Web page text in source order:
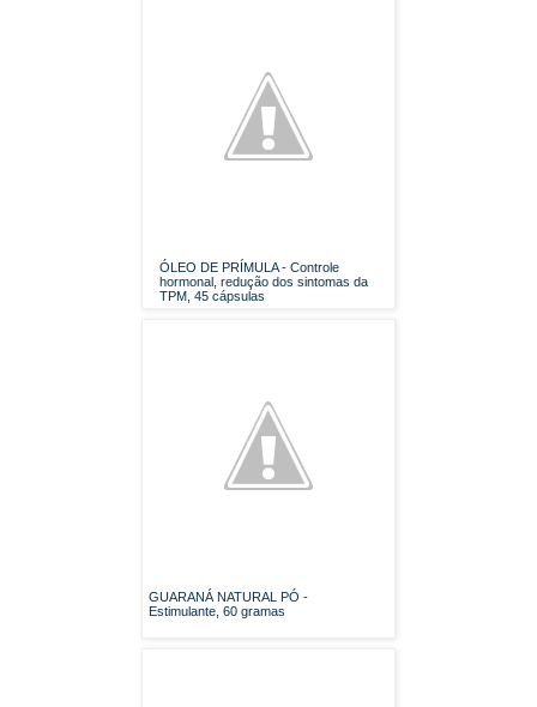
ÓLEO DE PRÍMULA - Controle
hormonal, redução dos sintomas da
TPM, 45 cápsulas
GUARANÁ NATURAL PÓ -
Estimulante, 60 gramas